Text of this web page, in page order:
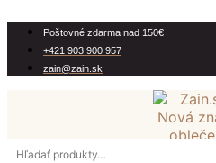
obsah
Poštovné zdarma nad 150€
+421 903 900 957
zain@zain.sk
Hľadať: